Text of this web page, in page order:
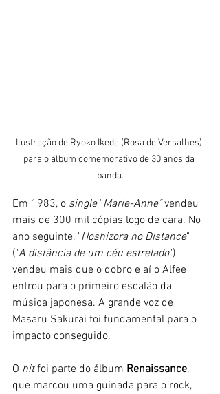
Ilustração de Ryoko Ikeda (Rosa de Versalhes)
para o álbum comemorativo de 30 anos da
banda.
Em 1983, o single "Marie-Anne" vendeu
mais de 300 mil cópias logo de cara. No
ano seguinte, "Hoshizora no Distance"
("A distância de um céu estrelado")
vendeu mais que o dobro e aí o Alfee
entrou para o primeiro escalão da
música japonesa. A grande voz de
Masaru Sakurai foi fundamental para o
impacto conseguido.
O hit foi parte do álbum Renaissance,
que marcou uma guinada para o rock,